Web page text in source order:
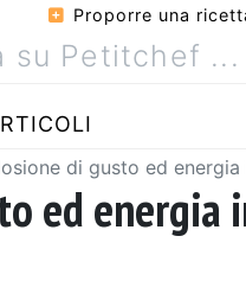
Proporre una
di gusto ed
ed energia